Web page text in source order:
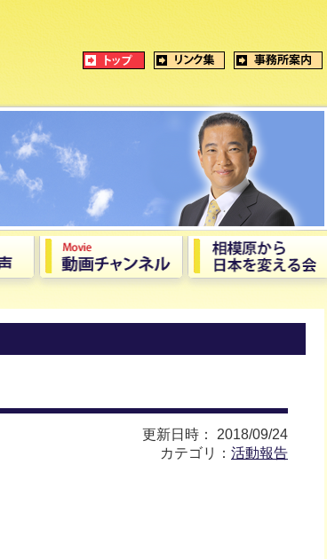
更新日時： 2018/09/24
カテゴリ： 活動報告